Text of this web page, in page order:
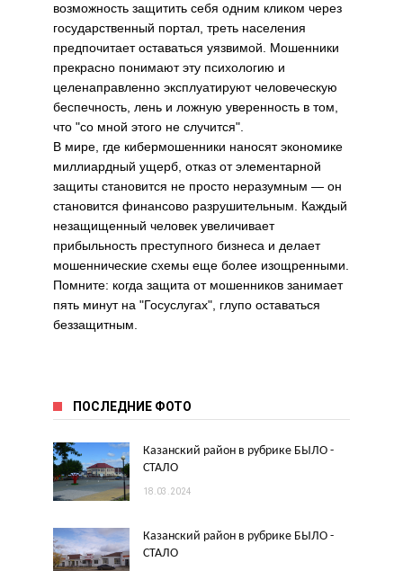
возможность защитить себя одним кликом через
государственный портал, треть населения
предпочитает оставаться уязвимой. Мошенники
прекрасно понимают эту психологию и
целенаправленно эксплуатируют человеческую
беспечность, лень и ложную уверенность в том,
что "со мной этого не случится".
В мире, где кибермошенники наносят экономике
миллиардный ущерб, отказ от элементарной
защиты становится не просто неразумным — он
становится финансово разрушительным. Каждый
незащищенный человек увеличивает
прибыльность преступного бизнеса и делает
мошеннические схемы еще более изощренными.
Помните: когда защита от мошенников занимает
пять минут на "Госуслугах", глупо оставаться
беззащитным.
ПОСЛЕДНИЕ ФОТО
Казанский район в рубрике БЫЛО -
СТАЛО
18.03.2024
Казанский район в рубрике БЫЛО -
СТАЛО